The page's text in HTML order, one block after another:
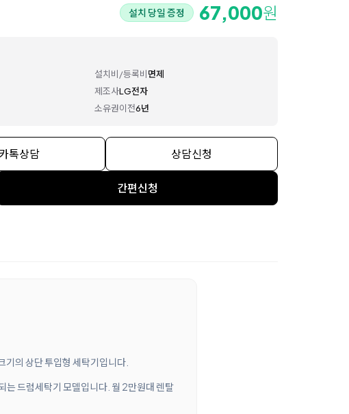
설치 당일 증정 67,000원
설치비/등록비면제
제조사LG전자
소유권이전6년
카톡상담 상담신청
간편신청
의 상단 투입형 세탁기입니다.
는 드럼세탁기 모델입니다. 월 2만원대 렌탈